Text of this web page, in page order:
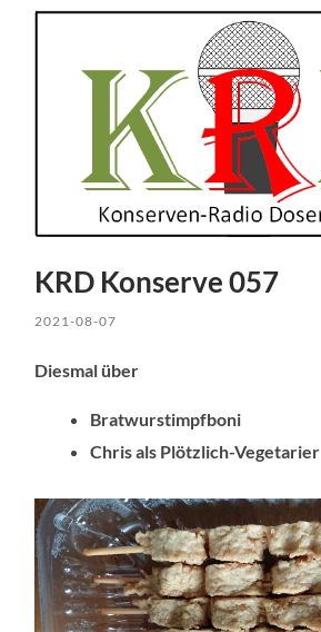
KRD Konserve 057
2021-08-07
Diesmal über
Bratwurstimpfboni
Chris als Plötzlich-Vegetarier